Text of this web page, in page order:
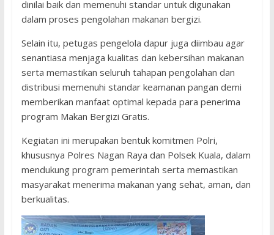
dinilai baik dan memenuhi standar untuk digunakan
dalam proses pengolahan makanan bergizi.
Selain itu, petugas pengelola dapur juga diimbau agar
senantiasa menjaga kualitas dan kebersihan makanan
serta memastikan seluruh tahapan pengolahan dan
distribusi memenuhi standar keamanan pangan demi
memberikan manfaat optimal kepada para penerima
program Makan Bergizi Gratis.
Kegiatan ini merupakan bentuk komitmen Polri,
khususnya Polres Nagan Raya dan Polsek Kuala, dalam
mendukung program pemerintah serta memastikan
masyarakat menerima makanan yang sehat, aman, dan
berkualitas.